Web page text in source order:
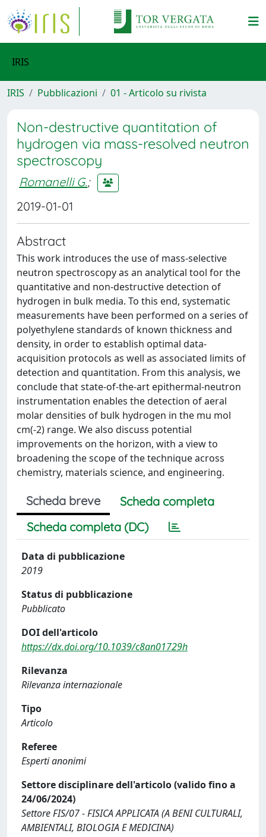
IRIS
IRIS Pubblicazioni 01 - Articolo su rivista
Non-destructive quantitation of
hydrogen via mass-resolved neutron
spectroscopy
Romanelli G.;
2019-01-01
Abstract
This work introduces the use of mass-selective
neutron spectroscopy as an analytical tool for the
quantitative and non-destructive detection of
hydrogen in bulk media. To this end, systematic
measurements have been performed on a series of
polyethylene standards of known thickness and
density, in order to establish optimal data-
acquisition protocols as well as associated limits of
detection and quantitation. From this analysis, we
conclude that state-of-the-art epithermal-neutron
instrumentation enables the detection of aeral
molar densities of bulk hydrogen in the mu mol
cm(-2) range. We also discuss potential
improvements on the horizon, with a view to
broadening the scope of the technique across
chemistry, materials science, and engineering.
Scheda breve
Scheda completa
Scheda completa (DC)
Data di pubblicazione
2019
Status di pubblicazione
Pubblicato
DOI dell'articolo
https://dx.doi.org/10.1039/c8an01729h
Rilevanza
Rilevanza internazionale
Tipo
Articolo
Referee
Esperti anonimi
Settore disciplinare dell'articolo (valido fino a
24/06/2024)
Settore FIS/07 - FISICA APPLICATA (A BENI CULTURALI,
AMBIENTALI, BIOLOGIA E MEDICINA)